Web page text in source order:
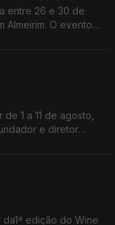
entre 26 e 30 de
Almeirim. O evento
Gastronómica de
1 a 11 de agosto,
e diretor
edição do Wine